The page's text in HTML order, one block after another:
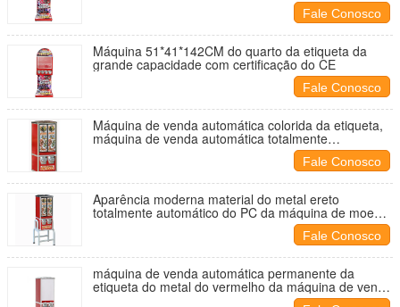
Fale Conosco
Máquina 51*41*142CM do quarto da etiqueta da
grande capacidade com certificação do CE
Fale Conosco
Máquina de venda automática colorida da etiqueta,
máquina de venda automática totalmente
Fale Conosco
Aparência moderna material do metal ereto
totalmente automático do PC da máquina de moeda
Fale Conosco
máquina de venda automática permanente da
etiqueta do metal do vermelho da máquina de venda
automática 29*26*64cm da tatuagem